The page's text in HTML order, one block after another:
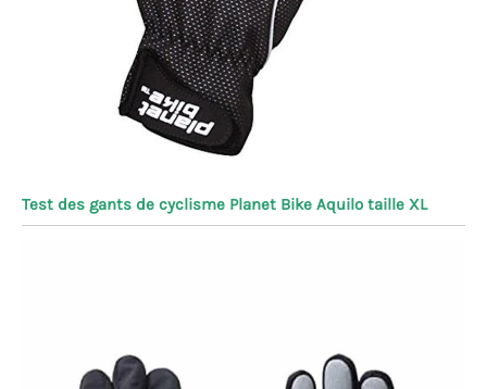
Test des gants de cyclisme Planet Bike Aquilo taille XL